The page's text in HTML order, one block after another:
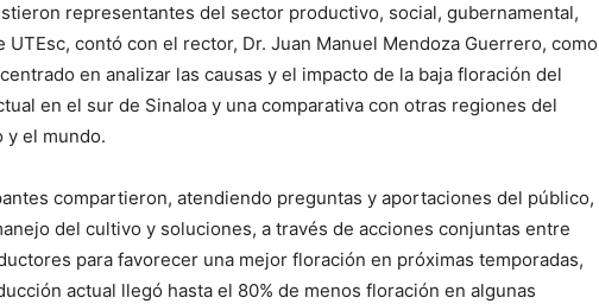
representantes del sector productivo, social, gubernamental,
contó con el rector, Dr. Juan Manuel Mendoza Guerrero, como
en analizar las causas y el impacto de la baja floración del
en el sur de Sinaloa y una comparativa con otras regiones del
y el mundo.
compartieron, atendiendo preguntas y aportaciones del público,
del cultivo y soluciones, a través de acciones conjuntas entre
para favorecer una mejor floración en próximas temporadas,
actual llegó hasta el 80% de menos floración en algunas